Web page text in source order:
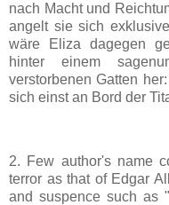
nach Macht und
angelt sie sich
wäre Eliza dagegen
hinter einem
verstorbenen Gatten
sich einst an Bord der
2. Few author's name
terror as that of Edgar
and suspence such as